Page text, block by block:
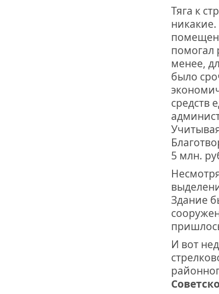
Тяга к
помогал
менее,
было
средств
5 млн.
Здание
И вот